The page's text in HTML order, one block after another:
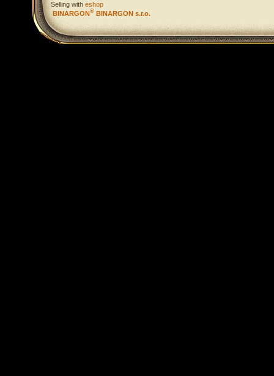
Selling with eshop
BINARGON® BINARGON s.r.o.